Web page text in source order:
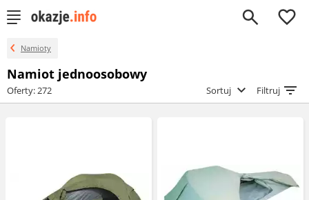
0
Namioty
Namiot jednoosobowy
Oferty: 272 Sortuj Filtruj